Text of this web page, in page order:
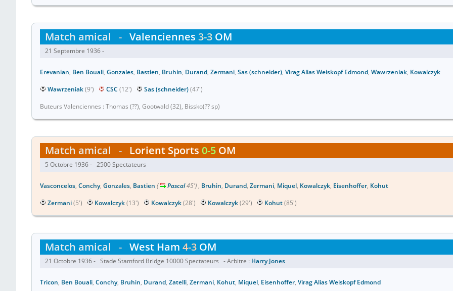
Match amical - Valenciennes 3-3 OM
21 Septembre 1936 -
Erevanian, Ben Bouali, Gonzales, Bastien, Bruhin, Durand, Zermani, Sas (schneider), Virag Alias Weiskopf Edmond, Wawrzeniak, Kowalczyk
Wawrzeniak(9') CSC (12') Sas (schneider)(47')
Buteurs Valenciennes : Thomas (??), Gootwald (32), Bissko(?? sp)
Match amical - Lorient Sports 0-5 OM
5 Octobre 1936 - 2500 Spectateurs
Vasconcelos, Conchy, Gonzales, Bastien ( Pascal45') , Bruhin, Durand, Zermani, Miquel, Kowalczyk, Eisenhoffer, Kohut
Zermani(5') Kowalczyk(13') Kowalczyk(28') Kowalczyk(29') Kohut(85')
Match amical - West Ham 4-3 OM
21 Octobre 1936 - Stade Stamford Bridge 10000 Spectateurs - Arbitre : Harry Jones
Tricon, Ben Bouali, Conchy, Bruhin, Durand, Zatelli, Zermani, Kohut, Miquel, Eisenhoffer, Virag Alias Weiskopf Edmond